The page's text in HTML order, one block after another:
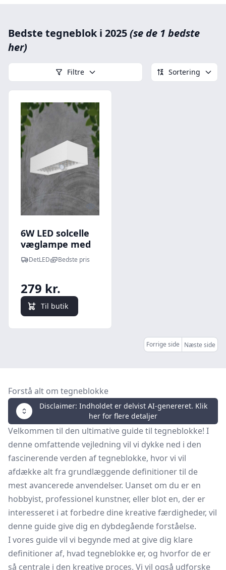
Bedste tegneblok i 2025(se de 1 bedste
her)
Filtre Sortering
Quick look
6W LED solcelle
væglampe med
sensor - 900lm,
IP65, hvid, 4000K,
Kulør : Neutral
DetLED Bedste pris
279 kr.
Til butik
Forrige side Næste side
Forstå alt om tegneblokke
Disclaimer: Indholdet er delvist AI-genereret. Klik
her for flere detaljer
Velkommen til den ultimative guide til tegneblokke! I
denne omfattende vejledning vil vi dykke ned i den
fascinerende verden af tegneblokke, hvor vi vil
afdække alt fra grundlæggende definitioner til de
mest avancerede anvendelser. Uanset om du er en
hobbyist, professionel kunstner, eller blot en, der er
interesseret i at forbedre dine kreative færdigheder, vil
denne guide give dig en dybdegående forståelse.
I vores guide vil vi begynde med at give dig klare
definitioner af, hvad tegneblokke er, og hvorfor de er
så centrale i den kreative proces. Vi vil også udforske